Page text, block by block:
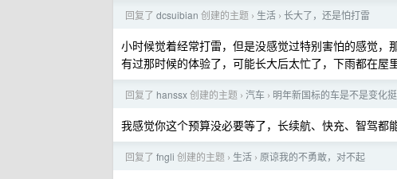
回复了 dcsuibian 创建的主题 › 生活 › 长大了，还是怕打雷
小时候觉着经常打雷，但是没感觉过特别害怕的感觉
有过那时候的体验了，可能长大后太忙了，下雨都在屋
回复了 hanssx创建的主题 › 汽车 › 明年新国标的车是不是变化
我感觉你这个预算没必要等了，长续航、快充、智驾都
回复了 fngli 创建的主题 › 生活 › 原谅我的不勇敢，对不起